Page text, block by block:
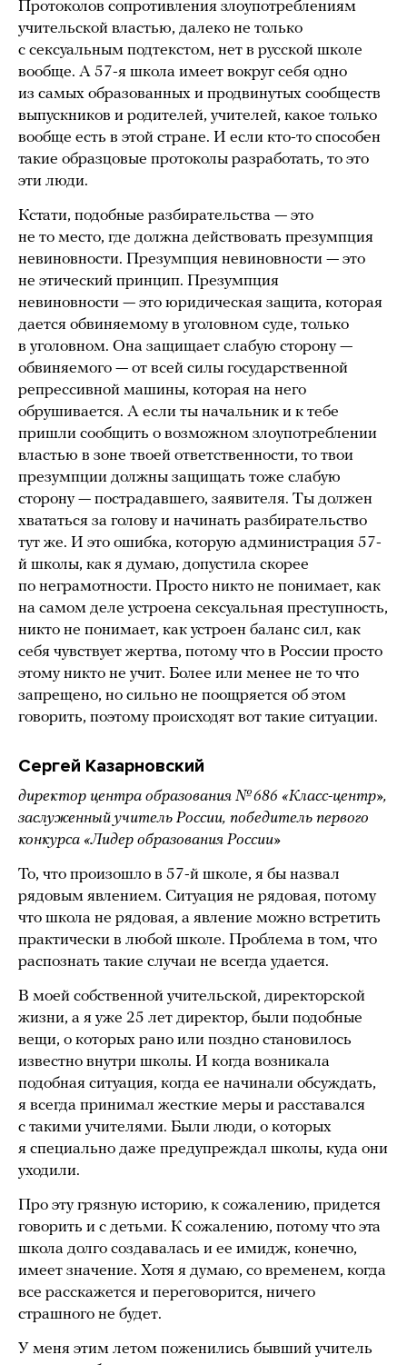
Протоколов сопротивления злоупотреблениям
учительской властью, далеко не только
с сексуальным подтекстом, нет в русской школе
вообще. А 57-я школа имеет вокруг себя одно
из самых образованных и продвинутых сообществ
выпускников и родителей, учителей, какое только
вообще есть в этой стране. И если кто-то способен
такие образцовые протоколы разработать, то это
эти люди.
Кстати, подобные разбирательства — это
не то место, где должна действовать презумпция
невиновности. Презумпция невиновности — это
не этический принцип. Презумпция
невиновности — это юридическая защита, которая
дается обвиняемому в уголовном суде, только
в уголовном. Она защищает слабую сторону —
обвиняемого — от всей силы государственной
репрессивной машины, которая на него
обрушивается. А если ты начальник и к тебе
пришли сообщить о возможном злоупотреблении
властью в зоне твоей ответственности, то твои
презумпции должны защищать тоже слабую
сторону — пострадавшего, заявителя. Ты должен
хвататься за голову и начинать разбирательство
тут же. И это ошибка, которую администрация 57-
й школы, как я думаю, допустила скорее
по неграмотности. Просто никто не понимает, как
на самом деле устроена сексуальная преступность,
никто не понимает, как устроен баланс сил, как
себя чувствует жертва, потому что в России просто
этому никто не учит. Более или менее не то что
запрещено, но сильно не поощряется об этом
говорить, поэтому происходят вот такие ситуации.
Сергей Казарновский
директор центра образования № 686 «Класс-центр»,
заслуженный учитель России, победитель первого
конкурса «Лидер образования России»
То, что произошло в 57-й школе, я бы назвал
рядовым явлением. Ситуация не рядовая, потому
что школа не рядовая, а явление можно встретить
практически в любой школе. Проблема в том, что
распознать такие случаи не всегда удается.
В моей собственной учительской, директорской
жизни, а я уже 25 лет директор, были подобные
вещи, о которых рано или поздно становилось
известно внутри школы. И когда возникала
подобная ситуация, когда ее начинали обсуждать,
я всегда принимал жесткие меры и расставался
с такими учителями. Были люди, о которых
я специально даже предупреждал школы, куда они
уходили.
Про эту грязную историю, к сожалению, придется
говорить и с детьми. К сожалению, потому что эта
школа долго создавалась и ее имидж, конечно,
имеет значение. Хотя я думаю, со временем, когда
все расскажется и переговорится, ничего
страшного не будет.
У меня этим летом поженились бывший учитель